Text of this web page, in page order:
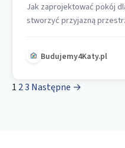
Jak zaprojektować pokój
stworzyć przyjazną
Budujemy4Katy.pl
1 23 Następne →